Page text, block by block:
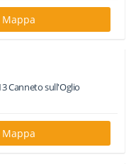
Mappa
Canneto sull'Oglio
Mappa